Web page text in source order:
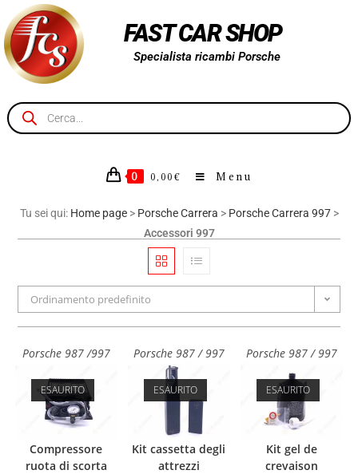
FAST CAR SHOP
Specialista ricambi Porsche
0 0,00 € Menu
Tu sei qui: Home page> Porsche Carrera > Porsche Carrera 997>
Accessori 997
Ordinamento predefinito
Porsche 987 /997
ESAURITO
Compressore
ruota di scorta
Porsche 987 / 997
ESAURITO
Kit cassetta degli
attrezzi
Porsche 987 / 997
ESAURITO
Kit gel de
crevaison